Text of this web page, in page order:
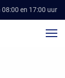
en 17:00 uur